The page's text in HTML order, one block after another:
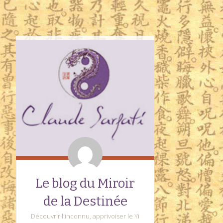
Le blog du Miroir
de la Destinée
Découvrir l'inconnu, apprivoiser le Yi